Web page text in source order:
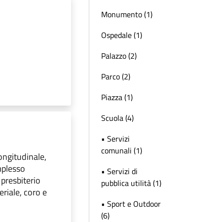
coro e
Monumento (1)
Ospedale (1)
Palazzo (2)
Parco (2)
Piazza (1)
Scuola (4)
• Servizi
comunali (1)
• Servizi di
pubblica utilità (1)
• Sport e Outdoor
(6)